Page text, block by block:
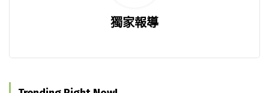
獨家報導